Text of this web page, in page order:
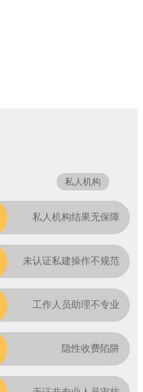
私人机构
私人机构结果无保障
未认证私建操作不规范
工作人员助理不专业
隐性收费陷阱